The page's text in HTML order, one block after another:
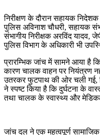
निरीक्षण के दौरान सहायक
पुलिस अविनाश चौधरी, सहायक
संभागीय निरीक्षक अरविंद
पुलिस विभाग के अधिकारी भी
प्रारम्भिक जांच में सामने आया है
कारण चालक वाहन पर नियंत्रण
उतरकर फुटपाथ की ओर चली गई,
ने स्पष्ट किया है कि दुर्घटना के
तथा चालक के स्वास्थ्य और
जांच दल ने एक महत्वपूर्ण